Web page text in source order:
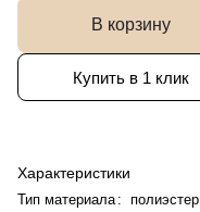
В корзину
Купить в 1 клик
Характеристики
Тип материала : полиэстер